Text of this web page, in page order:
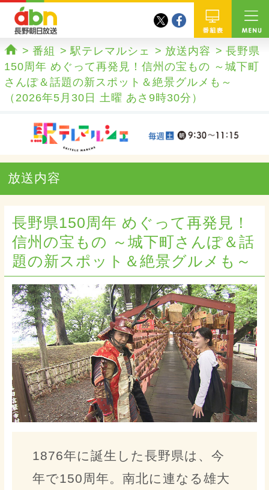
番組
twitterfacebook
ホーム
番組 駅テレマルシェ 放送内容
長野県
150周年 めぐって再発見！信州の宝もの ～城下町
さんぽ＆話題の新スポット＆絶景グルメも～
（2026年5月30日 土曜 あさ9時30分）
放送内容
長野県150周年 めぐって再発見！
信州の宝もの ～城下町さんぽ＆話
題の新スポット＆絶景グルメも～
1876年に誕生した長野県は、今
年で150周年。南北に連なる雄大